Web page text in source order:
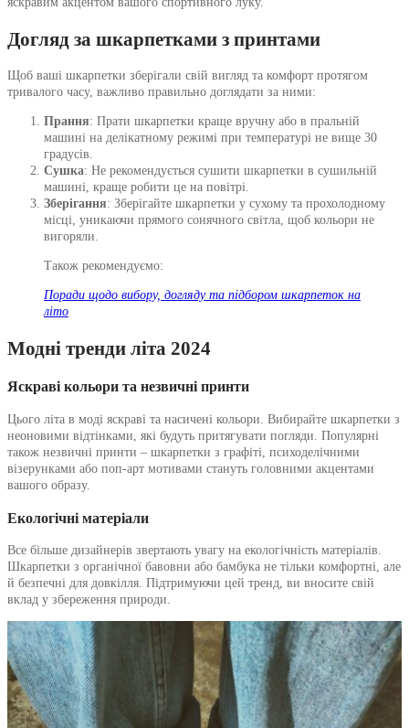
Догляд за шкарпетками з принтами
Щоб ваші шкарпетки зберігали свій вигляд та комфорт протягом
тривалого часу, важливо правильно доглядати за ними:
Прання: Прати шкарпетки краще вручну або в пральній
машині на делікатному режимі при температурі не вище 30
градусів.
Сушка: Не рекомендується сушити шкарпетки в сушильній
машині, краще робити це на повітрі.
Зберігання: Зберігайте шкарпетки у сухому та прохолодному
місці, уникаючи прямого сонячного світла, щоб кольори не
вигоряли.
Також рекомендуємо:
Поради щодо вибору, догляду та підбором шкарпеток на
літо
Модні тренди літа 2024
Яскраві кольори та незвичні принти
Цього літа в моді яскраві та насичені кольори. Вибирайте шкарпетки з
неоновими відтінками, які будуть притягувати погляди. Популярні
також незвичні принти – шкарпетки з графіті, психоделічними
візерунками або поп-арт мотивами стануть головними акцентами
вашого образу.
Екологічні матеріали
Все більше дизайнерів звертають увагу на екологічність матеріалів.
Шкарпетки з органічної бавовни або бамбука не тільки комфортні, але
й безпечні для довкілля. Підтримуючи цей тренд, ви вносите свій
вклад у збереження природи.